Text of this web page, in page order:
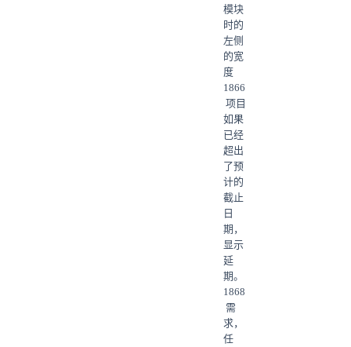
模块
时的
左侧
的宽
度
1866
项目
如果
已经
超出
了预
计的
截止
日
期，
显示
延
期。
1868
需
求，
任